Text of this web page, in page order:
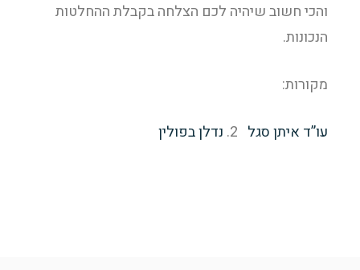
והכי חשוב שיהיה לכם הצלחה בקבלת ההחלטות
הנכונות.
מקורות:
עו”ד איתן סגל נדלן בפולין